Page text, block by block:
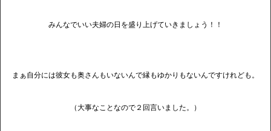
みんなでいい夫婦の日を盛り上げていきましょう！！
まぁ自分には彼女も奥さんもいないんで縁もゆかりもないんですけれども。
（大事なことなので２回言いました。）